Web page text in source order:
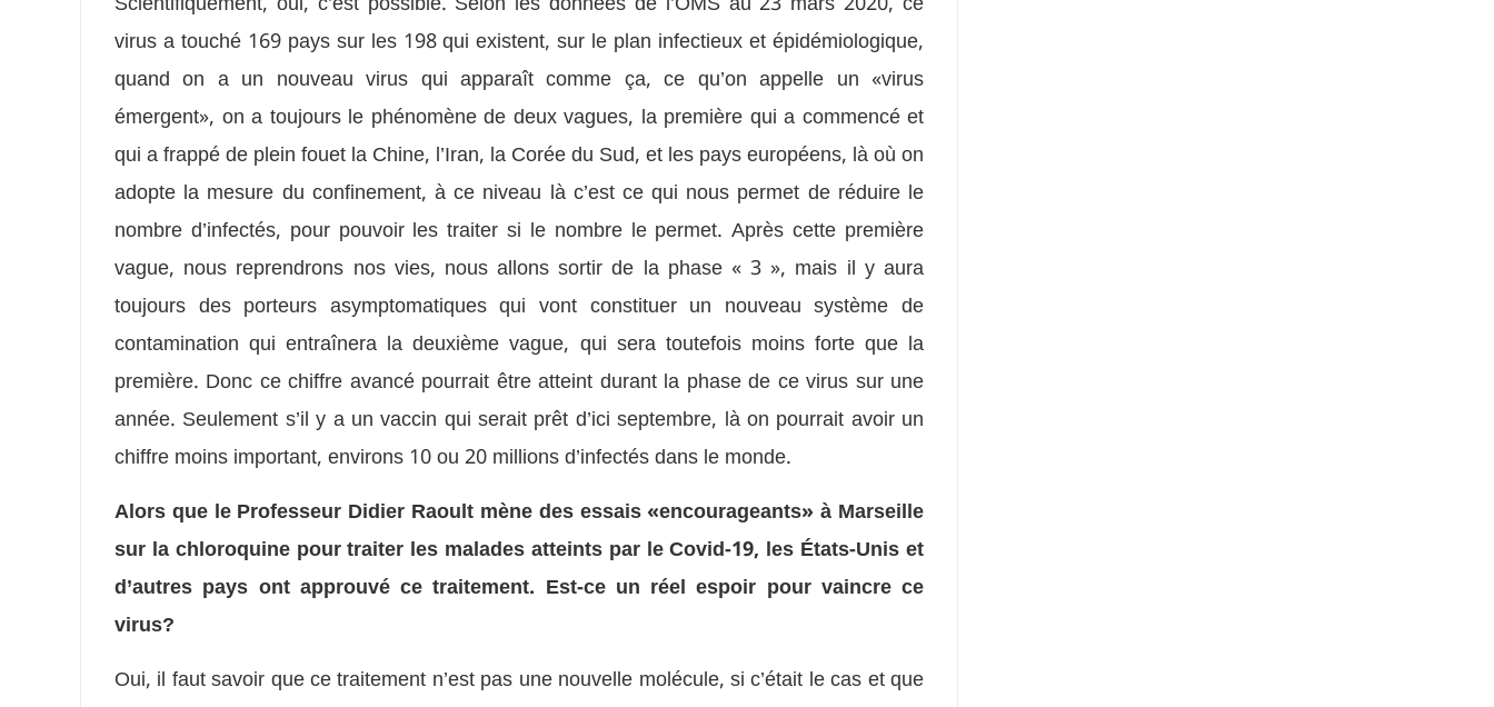
virus a touché 169 pays sur les 198 qui existent, sur le plan infectieux et épidémiologique,
quand on a un nouveau virus qui apparaît comme ça, ce qu’on appelle un «virus
émergent», on a toujours le phénomène de deux vagues, la première qui a commencé et
qui a frappé de plein fouet la Chine, l’Iran, la Corée du Sud, et les pays européens, là où on
adopte la mesure du confinement, à ce niveau là c’est ce qui nous permet de réduire le
nombre d’infectés, pour pouvoir les traiter si le nombre le permet. Après cette première
vague, nous reprendrons nos vies, nous allons sortir de la phase « 3 », mais il y aura
toujours des porteurs asymptomatiques qui vont constituer un nouveau système de
contamination qui entraînera la deuxième vague, qui sera toutefois moins forte que la
première. Donc ce chiffre avancé pourrait être atteint durant la phase de ce virus sur une
année. Seulement s’il y a un vaccin qui serait prêt d’ici septembre, là on pourrait avoir un
chiffre moins important, environs 10 ou 20 millions d’infectés dans le monde.
Alors que le Professeur Didier Raoult mène des essais «encourageants» à Marseille
sur la chloroquine pour traiter les malades atteints par le Covid-19, les États-Unis et
d’autres pays ont approuvé ce traitement. Est-ce un réel espoir pour vaincre ce
virus?
Oui, il faut savoir que ce traitement n’est pas une nouvelle molécule, si c’était le cas et que